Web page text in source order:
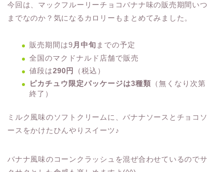
今回は、マックフルーリーチョコバナナ味の販売期間いつ
までなのか？気になるカロリーもまとめてみました。
販売期間は9 月中旬 までの予定
全国のマクドナルド店舗で販売
値段は290円
（税込）
ピカチュウ限定パッケージは3種類 （無くなり次第
終了）
ミルク風味のソフトクリームに、バナナソースとチョコソ
ースをかけたひんやりスイーツ♪
バナナ風味のコーンクラッシュを混ぜ合わせているのでサ